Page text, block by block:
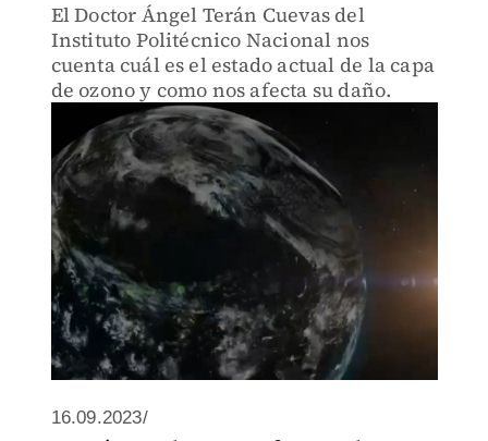
El Doctor Ángel Terán Cuevas del
Instituto Politécnico Nacional nos
cuenta cuál es el estado actual de la capa
de ozono y como nos afecta su daño.
16.09.2023/